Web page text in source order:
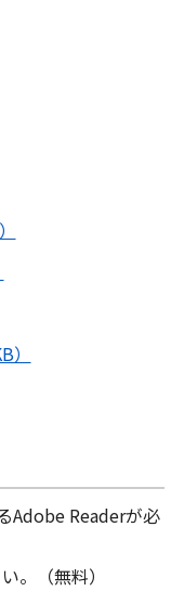
Adobe Readerが必
。（無料）